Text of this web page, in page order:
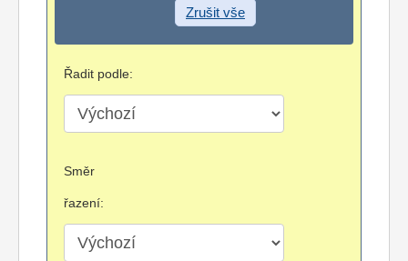
Zrušit vše
Řadit podle:
Směr
řazení: